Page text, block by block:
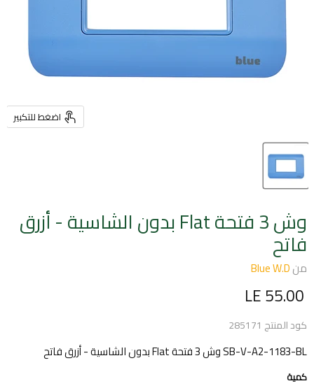
اضغط للتكبير
وش 3 فتحة Flat بدون الشاسية - أزرق
فاتح
منBlue W.D
السعر الحالي
LE 55.00
كود المنتج 285171
SB-V-A2-1183-BL وش 3 فتحة Flat بدون الشاسية - أزرق فاتح
كمية